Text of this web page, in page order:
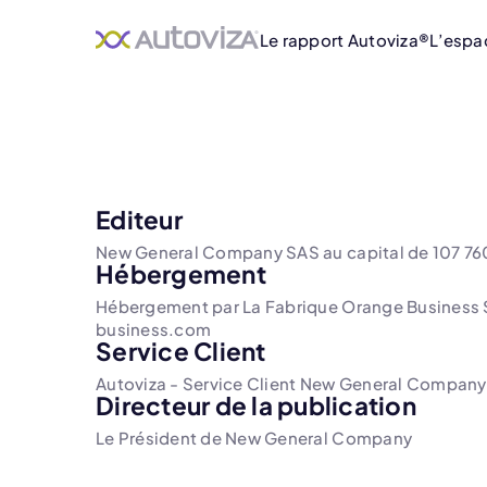
Le rapport Autoviza®
Editeur
New General Company SAS au capital de 107
Hébergement
Hébergement par La Fabrique Orange
business.com
Service Client
Autoviza - Service Client New General
Directeur de la publication
Le Président de New General Company